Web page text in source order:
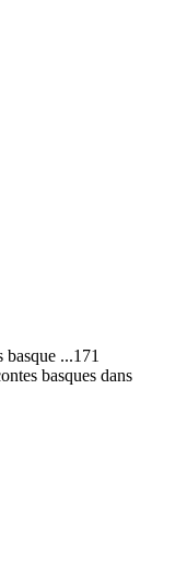
basque ...171
basques dans